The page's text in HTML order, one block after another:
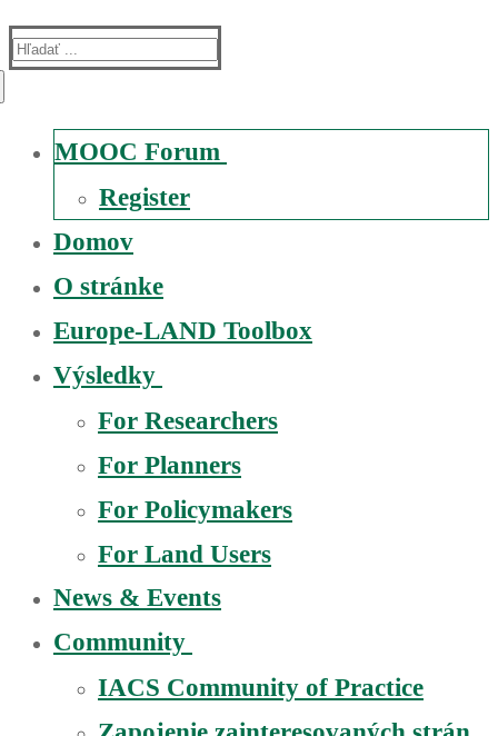
Suche
MOOC Forum
Register
Domov
O stránke
Europe-LAND Toolbox
Výsledky
For Researchers
For Planners
For Policymakers
For Land Users
News & Events
Community
IACS Community of Practice